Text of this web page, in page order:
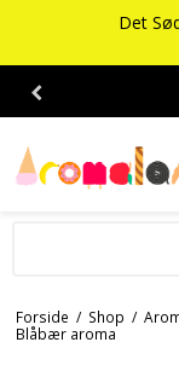
Det
Smage
Flasker
Forside / Shop /
Blåbær aroma